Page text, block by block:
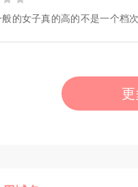
的女子真的高的不是一个档次